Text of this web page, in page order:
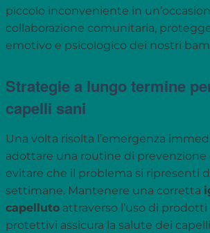
piccolo inconveniente in
collaborazione comunitaria,
emotivo e psicologico dei nostri
Strategie a lungo termine
capelli sani
Una volta risolta l’emergenza
adottare una routine di
evitare che il problema si ripresenti
settimane. Mantenere una corretta
capelluto attraverso l’uso di
protettivi assicura la salute dei